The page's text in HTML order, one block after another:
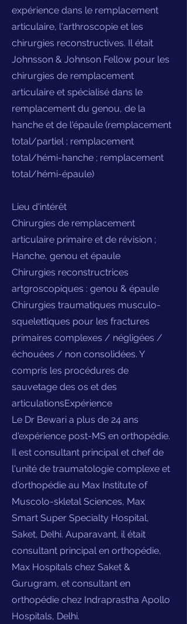
expérience dans le remplacement
articulaire, l'arthroscopie et les
chirurgies reconstructives. Il était
Johnsson & Johnson Fellow pour les
chirurgies de remplacement
articulaire et spécialisé dans le
remplacement du genou, de la
hanche et de l'épaule (remplacement
total/partiel ; remplacement
total/hémi-hanche ; remplacement
total/hémi-épaule)
Lieu d'intérêt
Chirurgies de remplacement
articulaire primaire et de révision ;
Hanche, genou et épaule
Chirurgies reconstructrices
artgroscopiques : genou & épaule
Chirurgies traumatiques musculo-
squelettiques pour les fractures
primaires complexes / négligées /
échouées / non consolidées. Y
compris les procédures de
sauvetage des os et des
articulationsExpérience
Le Dr Bewari a plus de 24 ans
d'expérience post-MS en orthopédie.
Il est consultant principal et chef de
l'unité de traumatologie complexe et
d'orthopédie au Max Institute of
Muscolo-skletal Sciences, Max
Smart Super Specialty Hospital,
Saket, Delhi. Auparavant, il était
consultant principal en orthopédie,
Max Hospitals chez Saket &
Gurugram, et consultant en
orthopédie chez Indraprastha Apollo
Hospitals, Delhi.